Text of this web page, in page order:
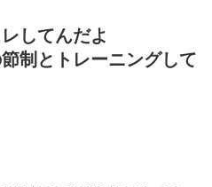
してんだよ
制とトレーニングして